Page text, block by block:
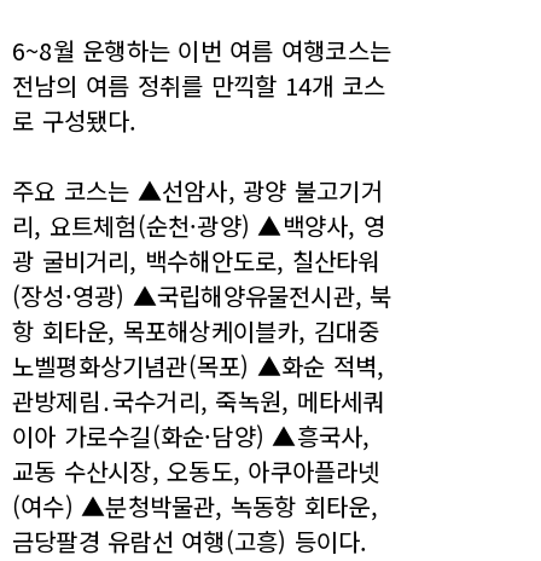
6~8월 운행하는 이번 여름 여행코스는
전남의 여름 정취를 만끽할 14개 코스
로 구성됐다.
주요 코스는 ▲선암사, 광양 불고기거
리, 요트체험(순천·광양) ▲백양사, 영
광 굴비거리, 백수해안도로, 칠산타워
(장성·영광) ▲국립해양유물전시관, 북
항 회타운, 목포해상케이블카, 김대중
노벨평화상기념관(목포) ▲화순 적벽,
관방제림․국수거리, 죽녹원, 메타세쿼
이아 가로수길(화순·담양) ▲흥국사,
교동 수산시장, 오동도, 아쿠아플라넷
(여수) ▲분청박물관, 녹동항 회타운,
금당팔경 유람선 여행(고흥) 등이다.